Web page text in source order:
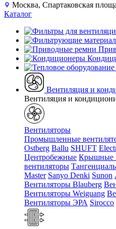
Москва, Спартаковская
Каталог
Вентиляция и
Вентиляция и
Вентиляторы
Промышленные
Ostberg Ballu SHUFT
Центробежные Крышные
вентиляторы
Master Sanyo Denki Sunon
Вентиляторы Blauberg
Вентиляторы Weiguang
Вентиляторы ЭРА Sirocco